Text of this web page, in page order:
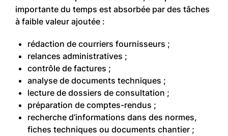
importante du temps est absorbée par des tâches
à faible valeur ajoutée :
rédaction de courriers fournisseurs ;
relances administratives ;
contrôle de factures ;
analyse de documents techniques ;
lecture de dossiers de consultation ;
préparation de comptes-rendus ;
recherche d’informations dans des normes,
fiches techniques ou documents chantier ;